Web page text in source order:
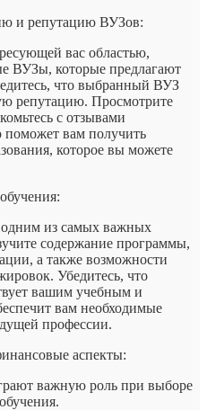
и репутацию ВУЗов:
вас областью,
ВУЗы, которые предлагают
что выбранный ВУЗ
репутацию. Просмотрите
с отзывами
поможет вам получить
которое вы можете
одним из самых важных
содержание программы,
а также возможности
Убедитесь, что
вашим учебным и
вам необходимые
профессии.
аспекты:
важную роль при выборе